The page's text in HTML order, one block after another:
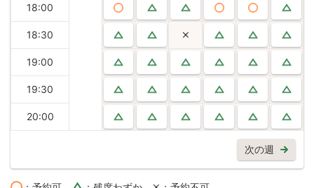
18:00
18:30
19:00
19:30
20:00
次の週